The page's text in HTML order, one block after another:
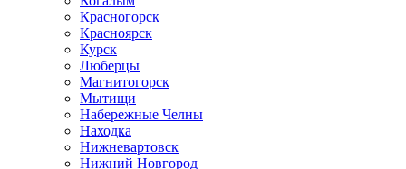
Красногорск
Красноярск
Курск
Люберцы
Магнитогорск
Мытищи
Набережные Челны
Находка
Нижневартовск
Нижний Новгород